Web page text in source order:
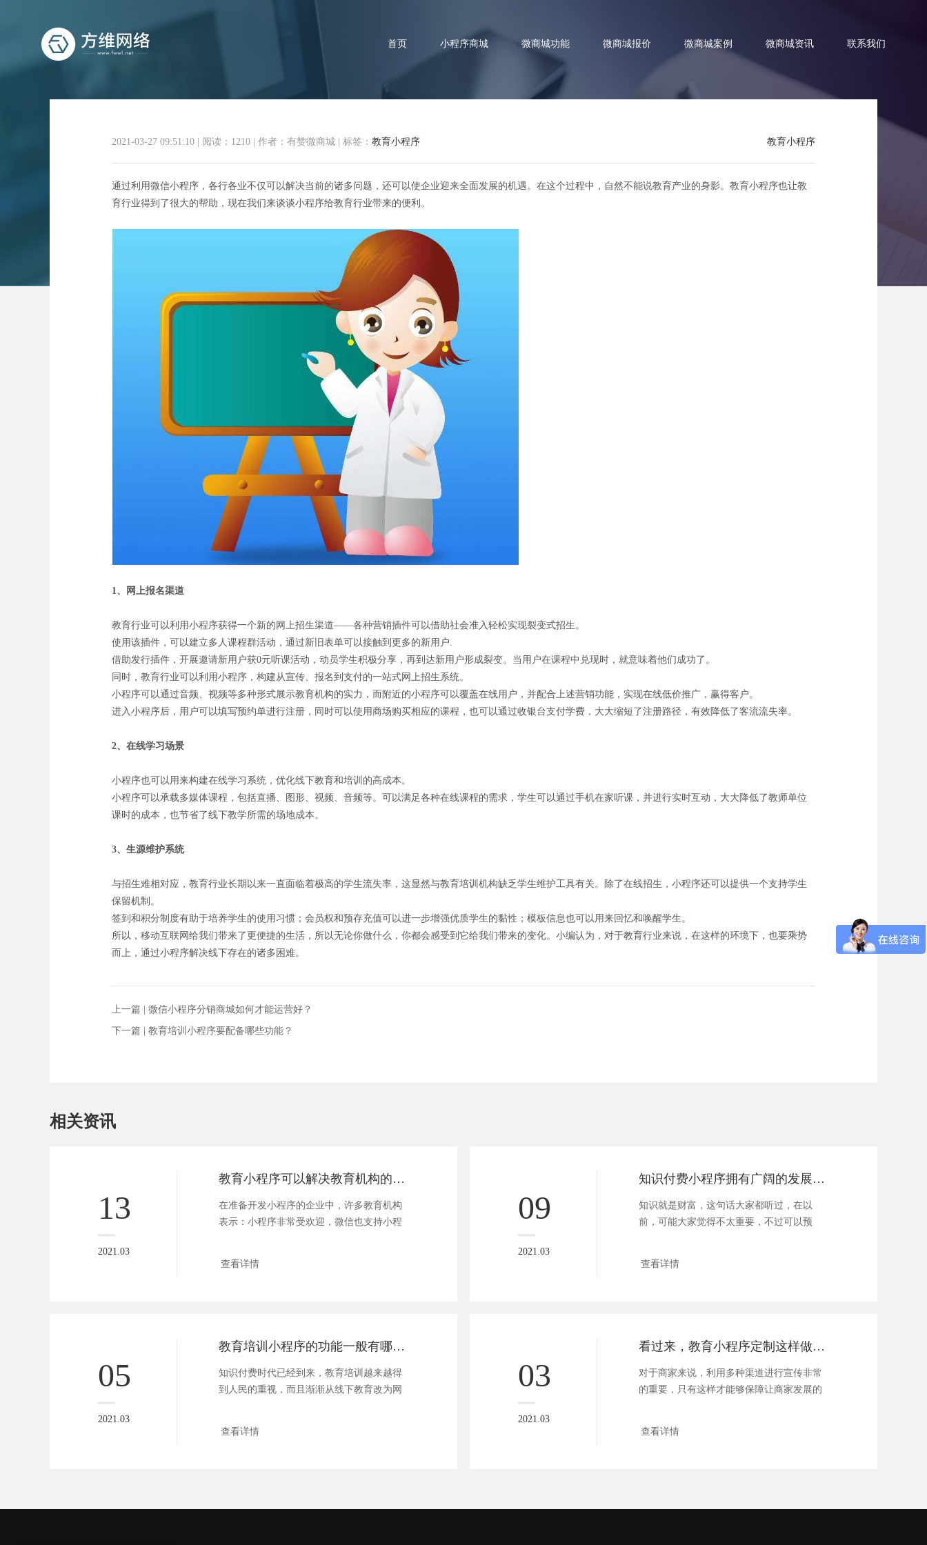
首页 小程序商城 微商城功能 微商城报价 微商城案例 微商城资讯 联系我们
小程序给教育行业带来的便利之处
教育小程序
2021-03-27 09:51:10 | 阅读：1210 | 作者：有赞微商城 | 标签： 教育小程序
通过利用微信小程序，各行各业不仅可以解决当前的诸多问题，还可以使企业迎来全面发展的机遇。在这个过程中，自然不能说教育产业的身影。教育小程序也让教
育行业得到了很大的帮助，现在我们来谈谈小程序给教育行业带来的便利。
1、网上报名渠道
教育行业可以利用小程序获得一个新的网上招生渠道——各种营销插件可以借助社会准入轻松实现裂变式招生。
使用该插件，可以建立多人课程群活动，通过新旧表单可以接触到更多的新用户.
借助发行插件，开展邀请新用户获0元听课活动，动员学生积极分享，再到达新用户形成裂变。当用户在课程中兑现时，就意味着他们成功了。
同时，教育行业可以利用小程序，构建从宣传、报名到支付的一站式网上招生系统。
小程序可以通过音频、视频等多种形式展示教育机构的实力，而附近的小程序可以覆盖在线用户，并配合上述营销功能，实现在线低价推广，赢得客户。
进入小程序后，用户可以填写预约单进行注册，同时可以使用商场购买相应的课程，也可以通过收银台支付学费，大大缩短了注册路径，有效降低了客流流失率。
2、在线学习场景
小程序也可以用来构建在线学习系统，优化线下教育和培训的高成本。
小程序可以承载多媒体课程，包括直播、图形、视频、音频等。可以满足各种在线课程的需求，学生可以通过手机在家听课，并进行实时互动，大大降低了教师单位
课时的成本，也节省了线下教学所需的场地成本。
3、生源维护系统
与招生难相对应，教育行业长期以来一直面临着极高的学生流失率，这显然与教育培训机构缺乏学生维护工具有关。除了在线招生，小程序还可以提供一个支持学生
保留机制。
签到和积分制度有助于培养学生的使用习惯；会员权和预存充值可以进一步增强优质学生的黏性；模板信息也可以用来回忆和唤醒学生。
所以，移动互联网给我们带来了更便捷的生活，所以无论你做什么，你都会感受到它给我们带来的变化。小编认为，对于教育行业来说，在这样的环境下，也要乘势
而上，通过小程序解决线下存在的诸多困难。
上一篇 | 微信小程序分销商城如何才能运营好？
下一篇 | 教育培训小程序要配备哪些功能？
相关资讯
13
2021.03
教育小程序可以解决教育机构的哪些问题？
在准备开发小程序的企业中，许多教育机构
表示：小程序非常受欢迎，微信也支持小程
查看详情
09
2021.03
知识付费小程序拥有广阔的发展空间
知识就是财富，这句话大家都听过，在以
前，可能大家觉得不太重要，不过可以预
查看详情
05
2021.03
教育培训小程序的功能一般有哪些？
知识付费时代已经到来，教育培训越来越得
到人民的重视，而且渐渐从线下教育改为网
查看详情
03
2021.03
看过来，教育小程序定制这样做才更好
对于商家来说，利用多种渠道进行宣传非常
的重要，只有这样才能够保障让商家发展的
查看详情